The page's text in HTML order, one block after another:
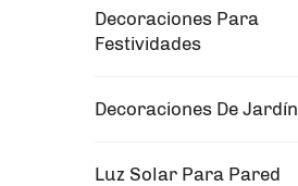
Decoraciones Para
Festividades
Decoraciones De Jardín
Luz Solar Para Pared